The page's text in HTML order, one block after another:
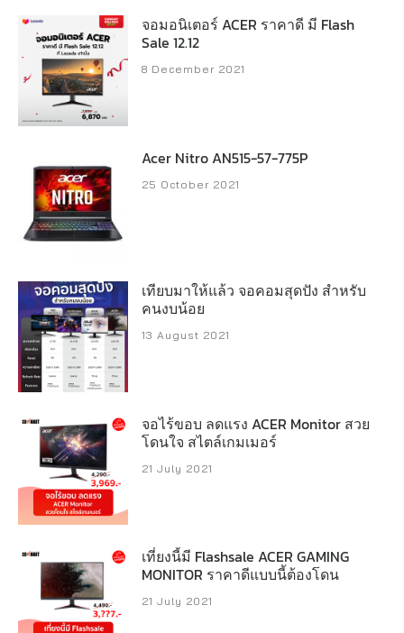
จอมอนิเตอร์ ACER ราคาดี มี Flash
Sale 12.12
8 December 2021
Acer Nitro AN515-57-775P
25 October 2021
เทียบมาให้แล้ว จอคอมสุดปัง สำหรับ
คนงบน้อย
13 August 2021
จอไร้ขอบ ลดแรง ACER Monitor สวย
โดนใจ สไตล์เกมเมอร์
21 July 2021
เที่ยงนี้มี Flashsale ACER GAMING
MONITOR ราคาดีแบบนี้ต้องโดน
21 July 2021